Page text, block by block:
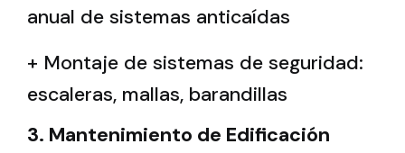
anual de sistemas anticaídas
+ Montaje de sistemas de seguridad:
escaleras, mallas, barandillas
3. Mantenimiento de Edificación